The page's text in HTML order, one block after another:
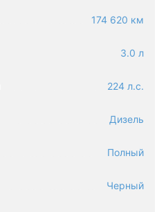
174 620 км
3.0 л
224 л.с.
Дизель
Полный
Черный